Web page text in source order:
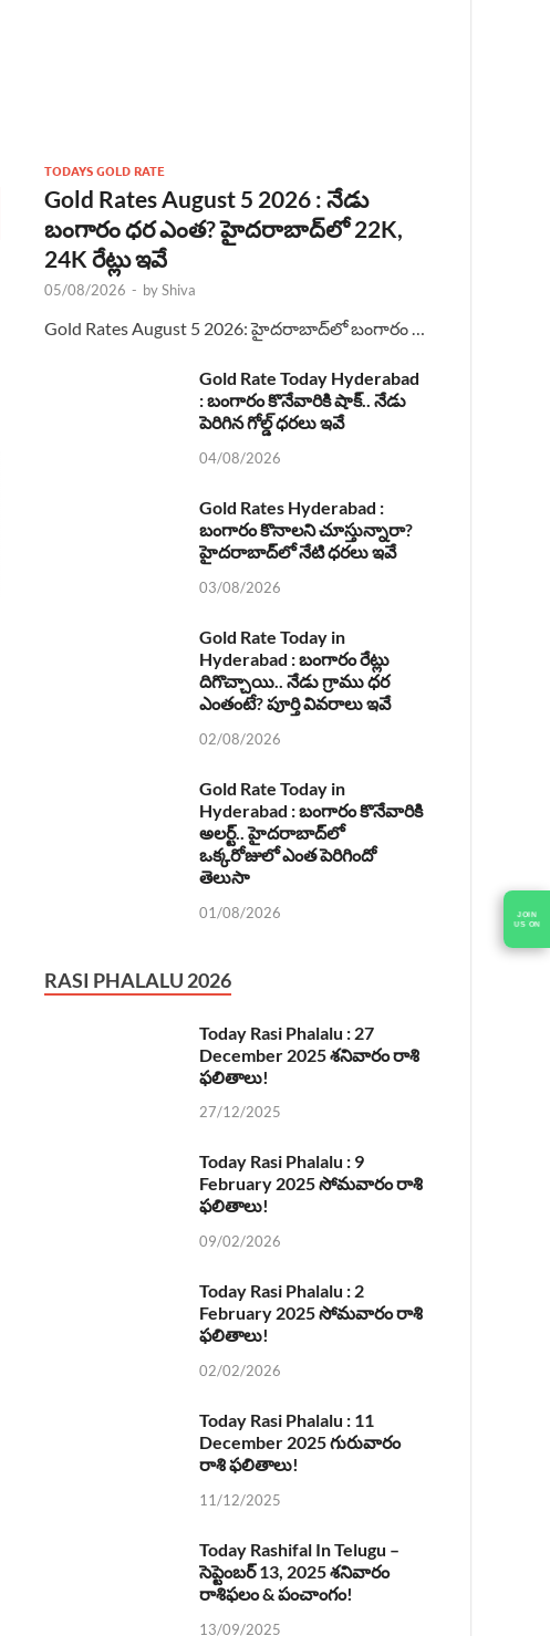
JOIN
US ON
TODAYS GOLD RATE
Gold Rates August 5 2026 : నేడు
బంగారం ధర ఎంత? హైదరాబాద్‌లో 22K,
24K రేట్లు ఇవే
05/08/2026 - byShiva
Gold Rates August 5 2026: హైదరాబాద్‌లో బంగారం …
Gold Rate Today Hyderabad
: బంగారం కొనేవారికి షాక్.. నేడు
పెరిగిన గోల్డ్ ధరలు ఇవే
04/08/2026
Gold Rates Hyderabad :
బంగారం కొనాలని చూస్తున్నారా?
హైదరాబాద్‌లో నేటి ధరలు ఇవే
03/08/2026
Gold Rate Today in
Hyderabad : బంగారం రేట్లు
దిగొచ్చాయి.. నేడు గ్రాము ధర
ఎంతంటే? పూర్తి వివరాలు ఇవే
02/08/2026
Gold Rate Today in
Hyderabad : బంగారం కొనేవారికి
అలర్ట్.. హైదరాబాద్‌లో
ఒక్కరోజులో ఎంత పెరిగిందో
తెలుసా
01/08/2026
RASI PHALALU 2026
Today Rasi Phalalu : 27
December 2025 శనివారం రాశి
ఫలితాలు!
27/12/2025
Today Rasi Phalalu : 9
February 2025 సోమవారం రాశి
ఫలితాలు!
09/02/2026
Today Rasi Phalalu : 2
February 2025 సోమవారం రాశి
ఫలితాలు!
02/02/2026
Today Rasi Phalalu : 11
December 2025 గురువారం
రాశి ఫలితాలు!
11/12/2025
Today Rashifal In Telugu –
సెప్టెంబర్ 13, 2025 శనివారం
రాశిఫలం & పంచాంగం!
13/09/2025